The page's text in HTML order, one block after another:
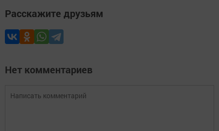
Расскажите друзьям
Нет комментариев